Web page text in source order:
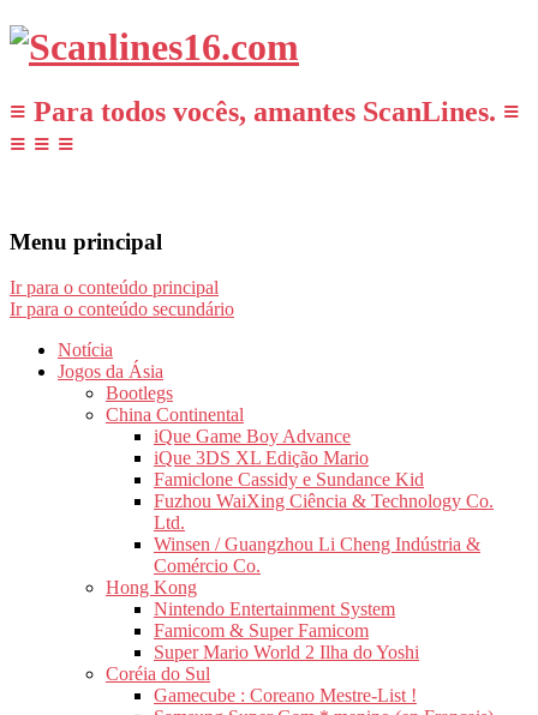
≡ Para todos vocês, amantes ScanLines. ≡
≡ ≡ ≡
Menu principal
Ir para o conteúdo principal
Ir para o conteúdo secundário
Notícia
Jogos da Ásia
Bootlegs
China Continental
iQue Game Boy Advance
iQue 3DS XL Edição Mario
Famiclone Cassidy e Sundance Kid
Fuzhou WaiXing Ciência & Technology Co.
Ltd.
Winsen / Guangzhou Li Cheng Indústria &
Comércio Co.
Hong Kong
Nintendo Entertainment System
Famicom & Super Famicom
Super Mario World 2 Ilha do Yoshi
Coréia do Sul
Gamecube : Coreano Mestre-List !